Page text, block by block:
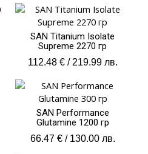
SAN Titanium Isolate
Supreme 2270 гр
112.48 €/ 219.99 лв.
SAN Performance
Glutamine 1200 гр
66.47 €/ 130.00 лв.